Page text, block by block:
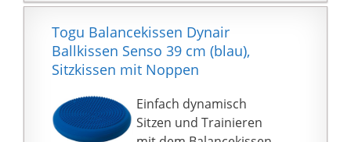
PUMPE INKLUSIVE -
Natürlich wird Ihnen,
neben dem
die dazugehörige
Pumpe mitgeliefert.
absorbieren und
ermöglicht es ihnen,
lange Zeit still zu sitzen
und im Klassenzimmer
konzentriert zu bleiben.
Hilft Kindern effektiv,
konzentriert zu bleiben,
während sie am
Togu Balancekissen Dynair
Ballkissen Senso 39 cm (blau),
Sitzkissen mit Noppen
Einfach dynamisch
Sitzen und Trainieren